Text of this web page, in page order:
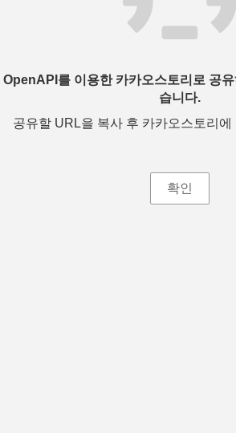
OpenAPI를 이용한 카카오스토리로 공
습니다.
공유할 URL을 복사 후 카카오스토리
확인